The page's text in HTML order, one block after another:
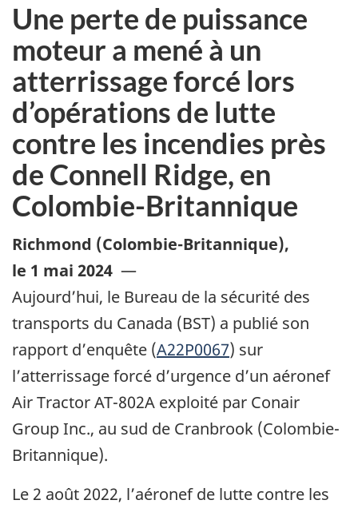
Une perte de puissance
moteur a mené à un
atterrissage forcé lors
d’opérations de lutte
contre les incendies près
de Connell Ridge, en
Colombie-Britannique
Richmond (Colombie-Britannique),
le 1 mai 2024 —
Aujourd’hui, le Bureau de la sécurité des
transports du Canada (BST) a publié son
rapport d’enquête (A22P0067) sur
l’atterrissage forcé d’urgence d’un aéronef
Air TractorAT-802A exploité par Conair
Group Inc., au sud de Cranbrook (Colombie-
Britannique).
Le 2 août 2022, l’aéronef de lutte contre les